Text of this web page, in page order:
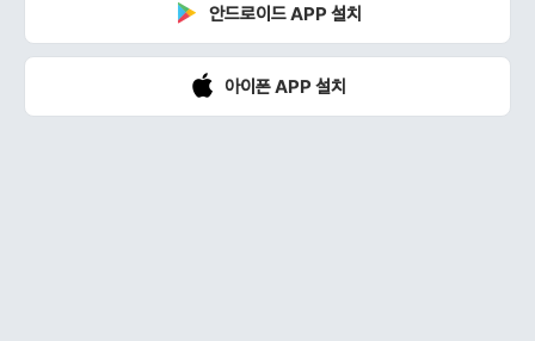
안드로이드 APP 설치
아이폰 APP 설치